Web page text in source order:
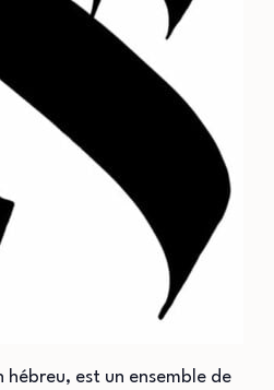
hébreu, est un ensemble de